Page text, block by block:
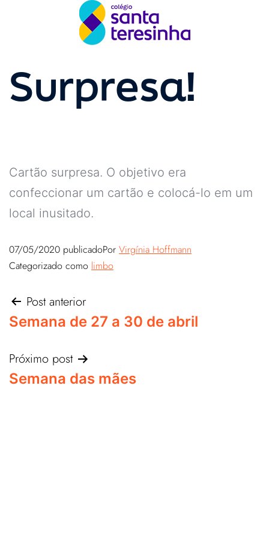
Surpresa!
Cartão surpresa. O objetivo era
confeccionar um cartão e colocá-lo em um
local inusitado.
07/05/2020 publicadoPor Virgínia Hoffmann
Categorizado como limbo
Post anterior
Semana de 27 a 30 de abril
Próximo post
Semana das mães